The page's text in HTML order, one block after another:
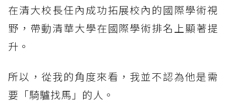
在清大校長任內成功拓展校內的國際學術視
野，帶動清華大學在國際學術排名上顯著提
升。
所以，從我的角度來看，我並不認為他是需
要「騎驢找馬」的人。